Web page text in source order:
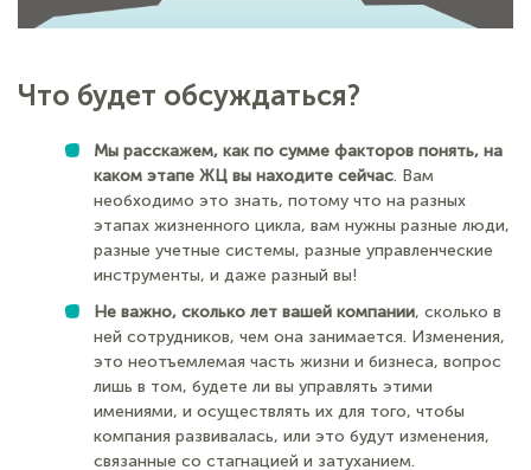
Что будет обсуждаться?
Мы расскажем, как по сумме факторов понять, на
каком этапе ЖЦ вы находите сейчас. Вам
необходимо это знать, потому что на разных
этапах жизненного цикла, вам нужны разные люди,
разные учетные системы, разные управленческие
инструменты, и даже разный вы!
Не важно, сколько лет вашей компании, сколько в
ней сотрудников, чем она занимается. Изменения,
это неотъемлемая часть жизни и бизнеса, вопрос
лишь в том, будете ли вы управлять этими
имениями, и осуществлять их для того, чтобы
компания развивалась, или это будут изменения,
связанные со стагнацией и затуханием.